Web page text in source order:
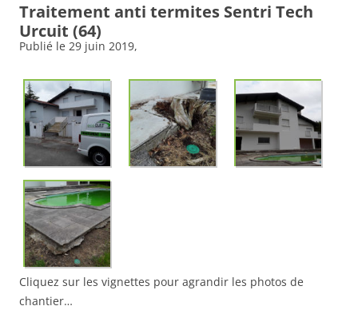
Traitement anti termites Sentri Tech
Urcuit (64)
Publié le 29 juin 2019,
Cliquez sur les vignettes pour agrandir les photos de
chantier…